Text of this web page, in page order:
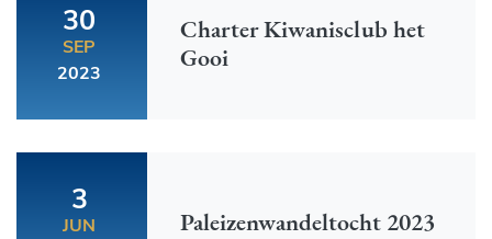
30
SEP
2023
Charter Kiwanisclub het
Gooi
3
JUN
Paleizenwandeltocht 2023